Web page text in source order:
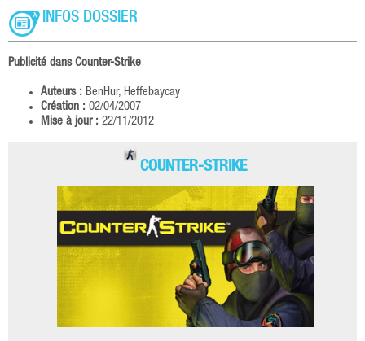
INFOS DOSSIER
Publicité dans Counter-Strike
Auteurs : BenHur, Heffebaycay
Création : 02/04/2007
Mise à jour : 22/11/2012
COUNTER-STRIKE